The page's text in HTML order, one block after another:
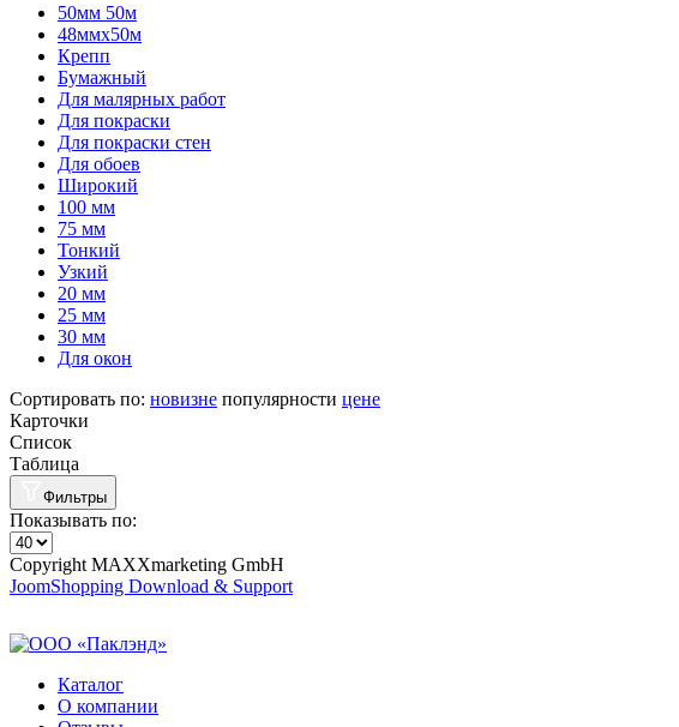
50мм 50м
48ммх50м
Крепп
Бумажный
Для малярных работ
Для покраски
Для покраски стен
Для обоев
Широкий
100 мм
75 мм
Тонкий
Узкий
20 мм
25 мм
30 мм
Для окон
Сортировать по: новизне популярности цене
Карточки
Список
Таблица
Фильтры
Показывать по:
Copyright MAXXmarketing GmbH
JoomShopping Download & Support
Каталог
О компании